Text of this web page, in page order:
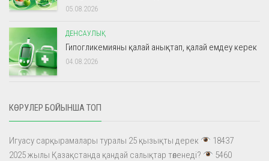
05.08.2026
ДЕНСАУЛЫҚ
Гипогликемияны қалай анықтап, қалай емдеу керек
04.08.2026
КӨРУЛЕР БОЙЫНША ТОП
Игуасу сарқырамалары туралы 25 қызықты дерек
18437
2025 жылы Қазақстанда қандай салықтар төленеді?
5460